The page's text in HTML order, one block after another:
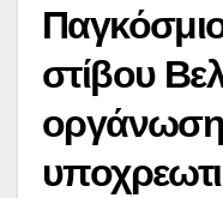
στίβου